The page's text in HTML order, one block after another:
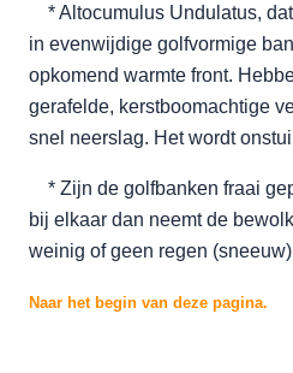
* Altocumulus Undulatus,
in evenwijdige golfvormige
opkomend warmte front.
gerafelde, kerstboomachtige
snel neerslag. Het wordt
* Zijn de golfbanken fraai
bij elkaar dan neemt de
weinig of geen regen
Naar het begin van deze pagina.